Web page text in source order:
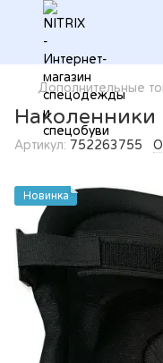
Дополнительные
Артикул: 752263755
Новинка